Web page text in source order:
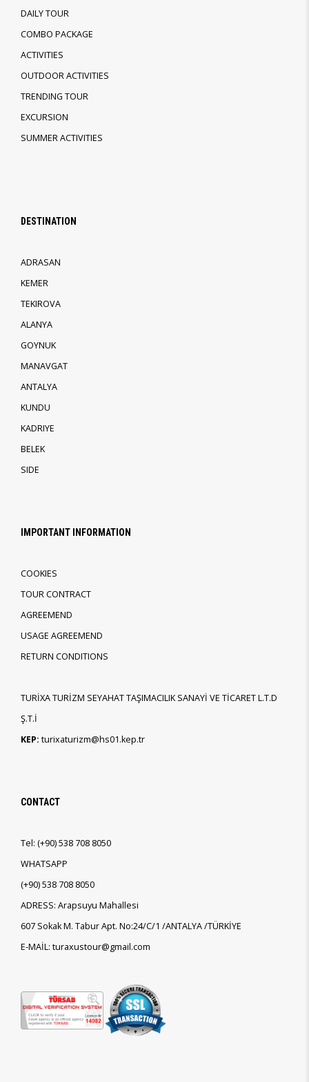
DAILY TOUR
COMBO PACKAGE
ACTIVITIES
OUTDOOR ACTIVITIES
TRENDING TOUR
EXCURSION
SUMMER ACTIVITIES
DESTINATION
ADRASAN
KEMER
TEKIROVA
ALANYA
GOYNUK
MANAVGAT
ANTALYA
KUNDU
KADRIYE
BELEK
SIDE
IMPORTANT INFORMATION
COOKIES
TOUR CONTRACT
AGREEMEND
USAGE AGREEMEND
RETURN CONDITIONS
TURİXA TURİZM SEYAHAT TAŞIMACILIK SANAYİ VE TİCARET L.T.D
Ş.T.İ
KEP: turixaturizm@hs01.kep.tr
CONTACT
Tel: (+90)538 708 8050
WHATSAPP
(+90)538 708 8050
ADRESS: Arapsuyu Mahallesi
607 Sokak M. Tabur Apt. No:24/C/1 /ANTALYA /TÜRKİYE
E-MAİL: turaxustour@gmail.com